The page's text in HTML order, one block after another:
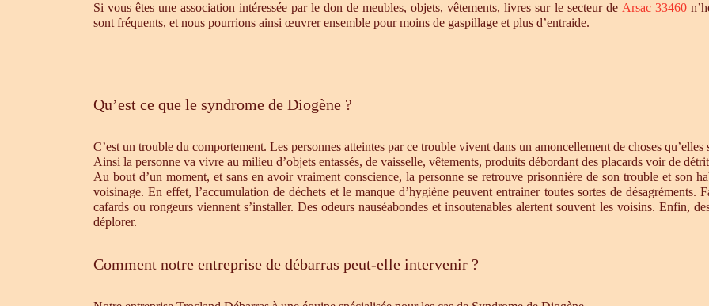
Si vous êtes une association intéressée par le don de meubles, objets, vêtements, livres sur le secteur de Arsac 33460
sont fréquents, et nous pourrions ainsi œuvrer ensemble pour moins de gaspillage et plus d’entraide.
Qu’est ce que le syndrome de Diogène ?
C’est un trouble du comportement. Les personnes atteintes par ce trouble vivent dans un amoncellement de choses
Ainsi la personne va vivre au milieu d’objets entassés, de vaisselle, vêtements, produits débordant des placards voir de
Au bout d’un moment, et sans en avoir vraiment conscience, la personne se retrouve prisonnière de son trouble et son
voisinage. En effet, l’accumulation de déchets et le manque d’hygiène peuvent entrainer toutes sortes de désagréments.
cafards ou rongeurs viennent s’installer. Des odeurs nauséabondes et insoutenables alertent souvent les voisins. Enfin,
déplorer.
Comment notre entreprise de débarras peut-elle intervenir ?